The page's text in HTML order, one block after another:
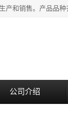
公司介绍